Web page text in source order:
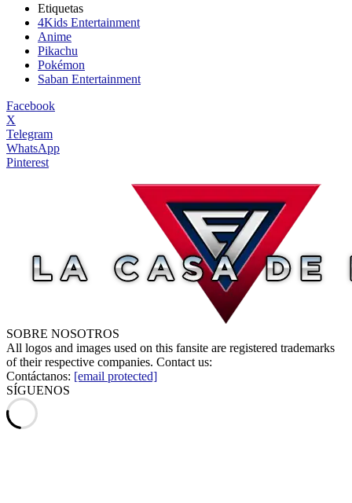
Etiquetas
4Kids Entertainment
Anime
Pikachu
Pokémon
Saban Entertainment
Facebook
X
Telegram
WhatsApp
Pinterest
SOBRE NOSOTROS
All logos and images used on this fansite are registered trademarks
of their respective companies. Contact us:
Contáctanos: [email protected]
SÍGUENOS